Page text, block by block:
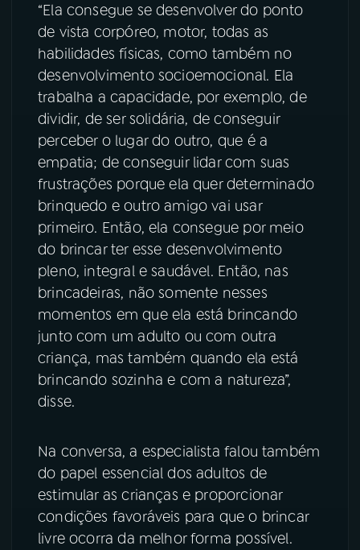
“Ela consegue se desenvolver do ponto
de vista corpóreo, motor, todas as
habilidades físicas, como também no
desenvolvimento socioemocional. Ela
trabalha a capacidade, por exemplo, de
dividir, de ser solidária, de conseguir
perceber o lugar do outro, que é a
empatia; de conseguir lidar com suas
frustrações porque ela quer determinado
brinquedo e outro amigo vai usar
primeiro. Então, ela consegue por meio
do brincar ter esse desenvolvimento
pleno, integral e saudável. Então, nas
brincadeiras, não somente nesses
momentos em que ela está brincando
junto com um adulto ou com outra
criança, mas também quando ela está
brincando sozinha e com a natureza”,
disse.
Na conversa, a especialista falou também
do papel essencial dos adultos de
estimular as crianças e proporcionar
condições favoráveis para que o brincar
livre ocorra da melhor forma possível.